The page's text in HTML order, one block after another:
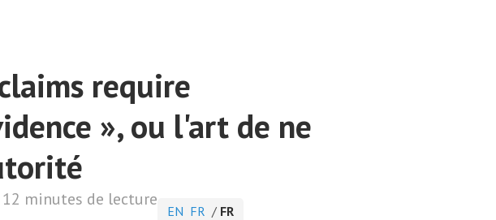
require
», ou l'art de ne
minutes de lecture
EN FR / FR